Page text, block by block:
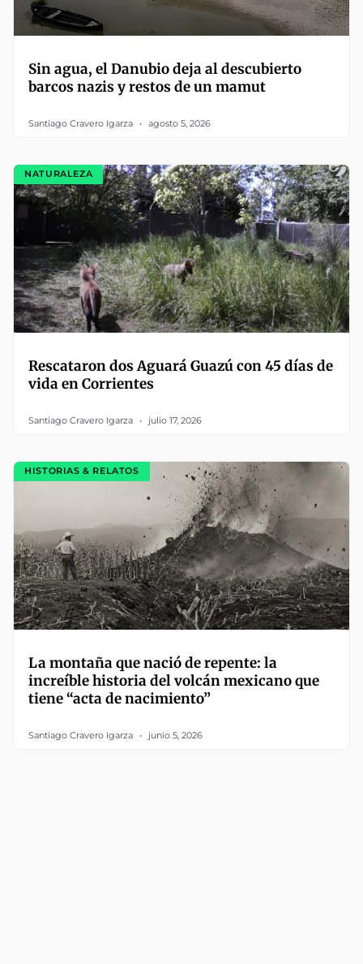
Sin agua, el Danubio deja al descubierto
barcos nazis y restos de un mamut
Santiago Cravero Igarza agosto 5, 2026
NATURALEZA
Rescataron dos Aguará Guazú con 45 días de
vida en Corrientes
Santiago Cravero Igarza julio 17, 2026
HISTORIAS & RELATOS
La montaña que nació de repente: la
increíble historia del volcán mexicano que
tiene “acta de nacimiento”
Santiago Cravero Igarza junio 5, 2026